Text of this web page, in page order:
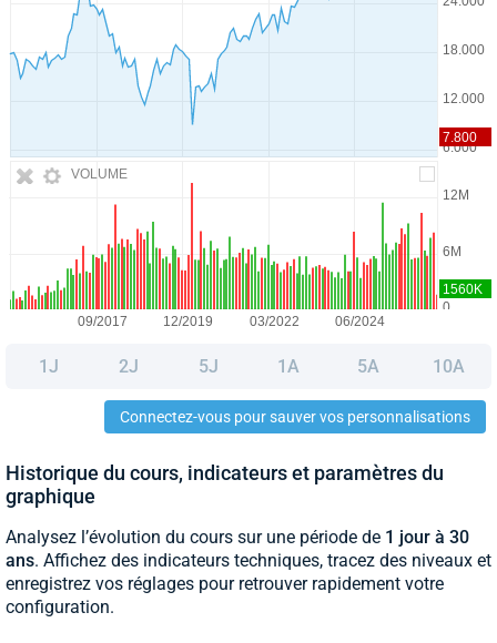
VOLUME
1J 2J 5J 1A 5A 10A
Connectez-vous pour sauver vos personnalisations
Historique du cours, indicateurs et paramètres du
graphique
Analysez l’évolution du cours sur une période de 1 jour à 30
ans. Affichez des indicateurs techniques, tracez des niveaux et
enregistrez vos réglages pour retrouver rapidement votre
configuration.